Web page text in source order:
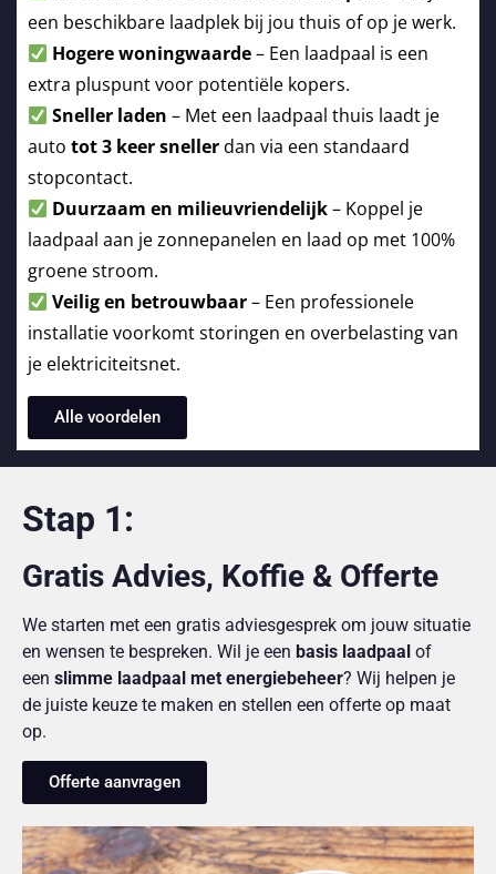
een beschikbare laadplek bij jou thuis of op je werk.
Hogere woningwaarde– Een laadpaal is een
extra pluspunt voor potentiële kopers.
Sneller laden – Met een laadpaal thuis laadt je
auto tot 3 keer snellerdan via een standaard
stopcontact.
Duurzaam en milieuvriendelijk– Koppel je
laadpaal aan je zonnepanelen en laad op met 100%
groene stroom.
Veilig en betrouwbaar– Een professionele
installatie voorkomt storingen en overbelasting van
je elektriciteitsnet.
Alle voordelen
Stap 1:
Gratis Advies, Koffie & Offerte
We starten met een gratis adviesgesprek om jouw situatie
en wensen te bespreken. Wil je een basis laadpaal of
een slimme laadpaal met energiebeheer? Wij helpen je
de juiste keuze te maken en stellen een offerte op maat
op.
Offerte aanvragen